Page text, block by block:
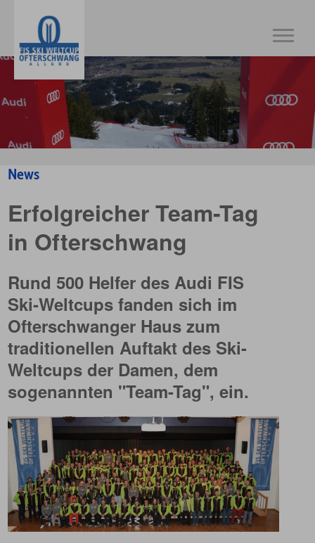
News
Erfolgreicher Team-Tag
in Ofterschwang
Rund 500 Helfer des Audi FIS
Ski-Weltcups fanden sich im
Ofterschwanger Haus zum
traditionellen Auftakt des Ski-
Weltcups der Damen, dem
sogenannten "Team-Tag", ein.